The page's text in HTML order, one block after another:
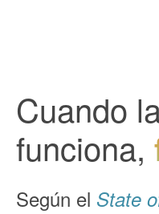
Cuando
funciona,
Según el State